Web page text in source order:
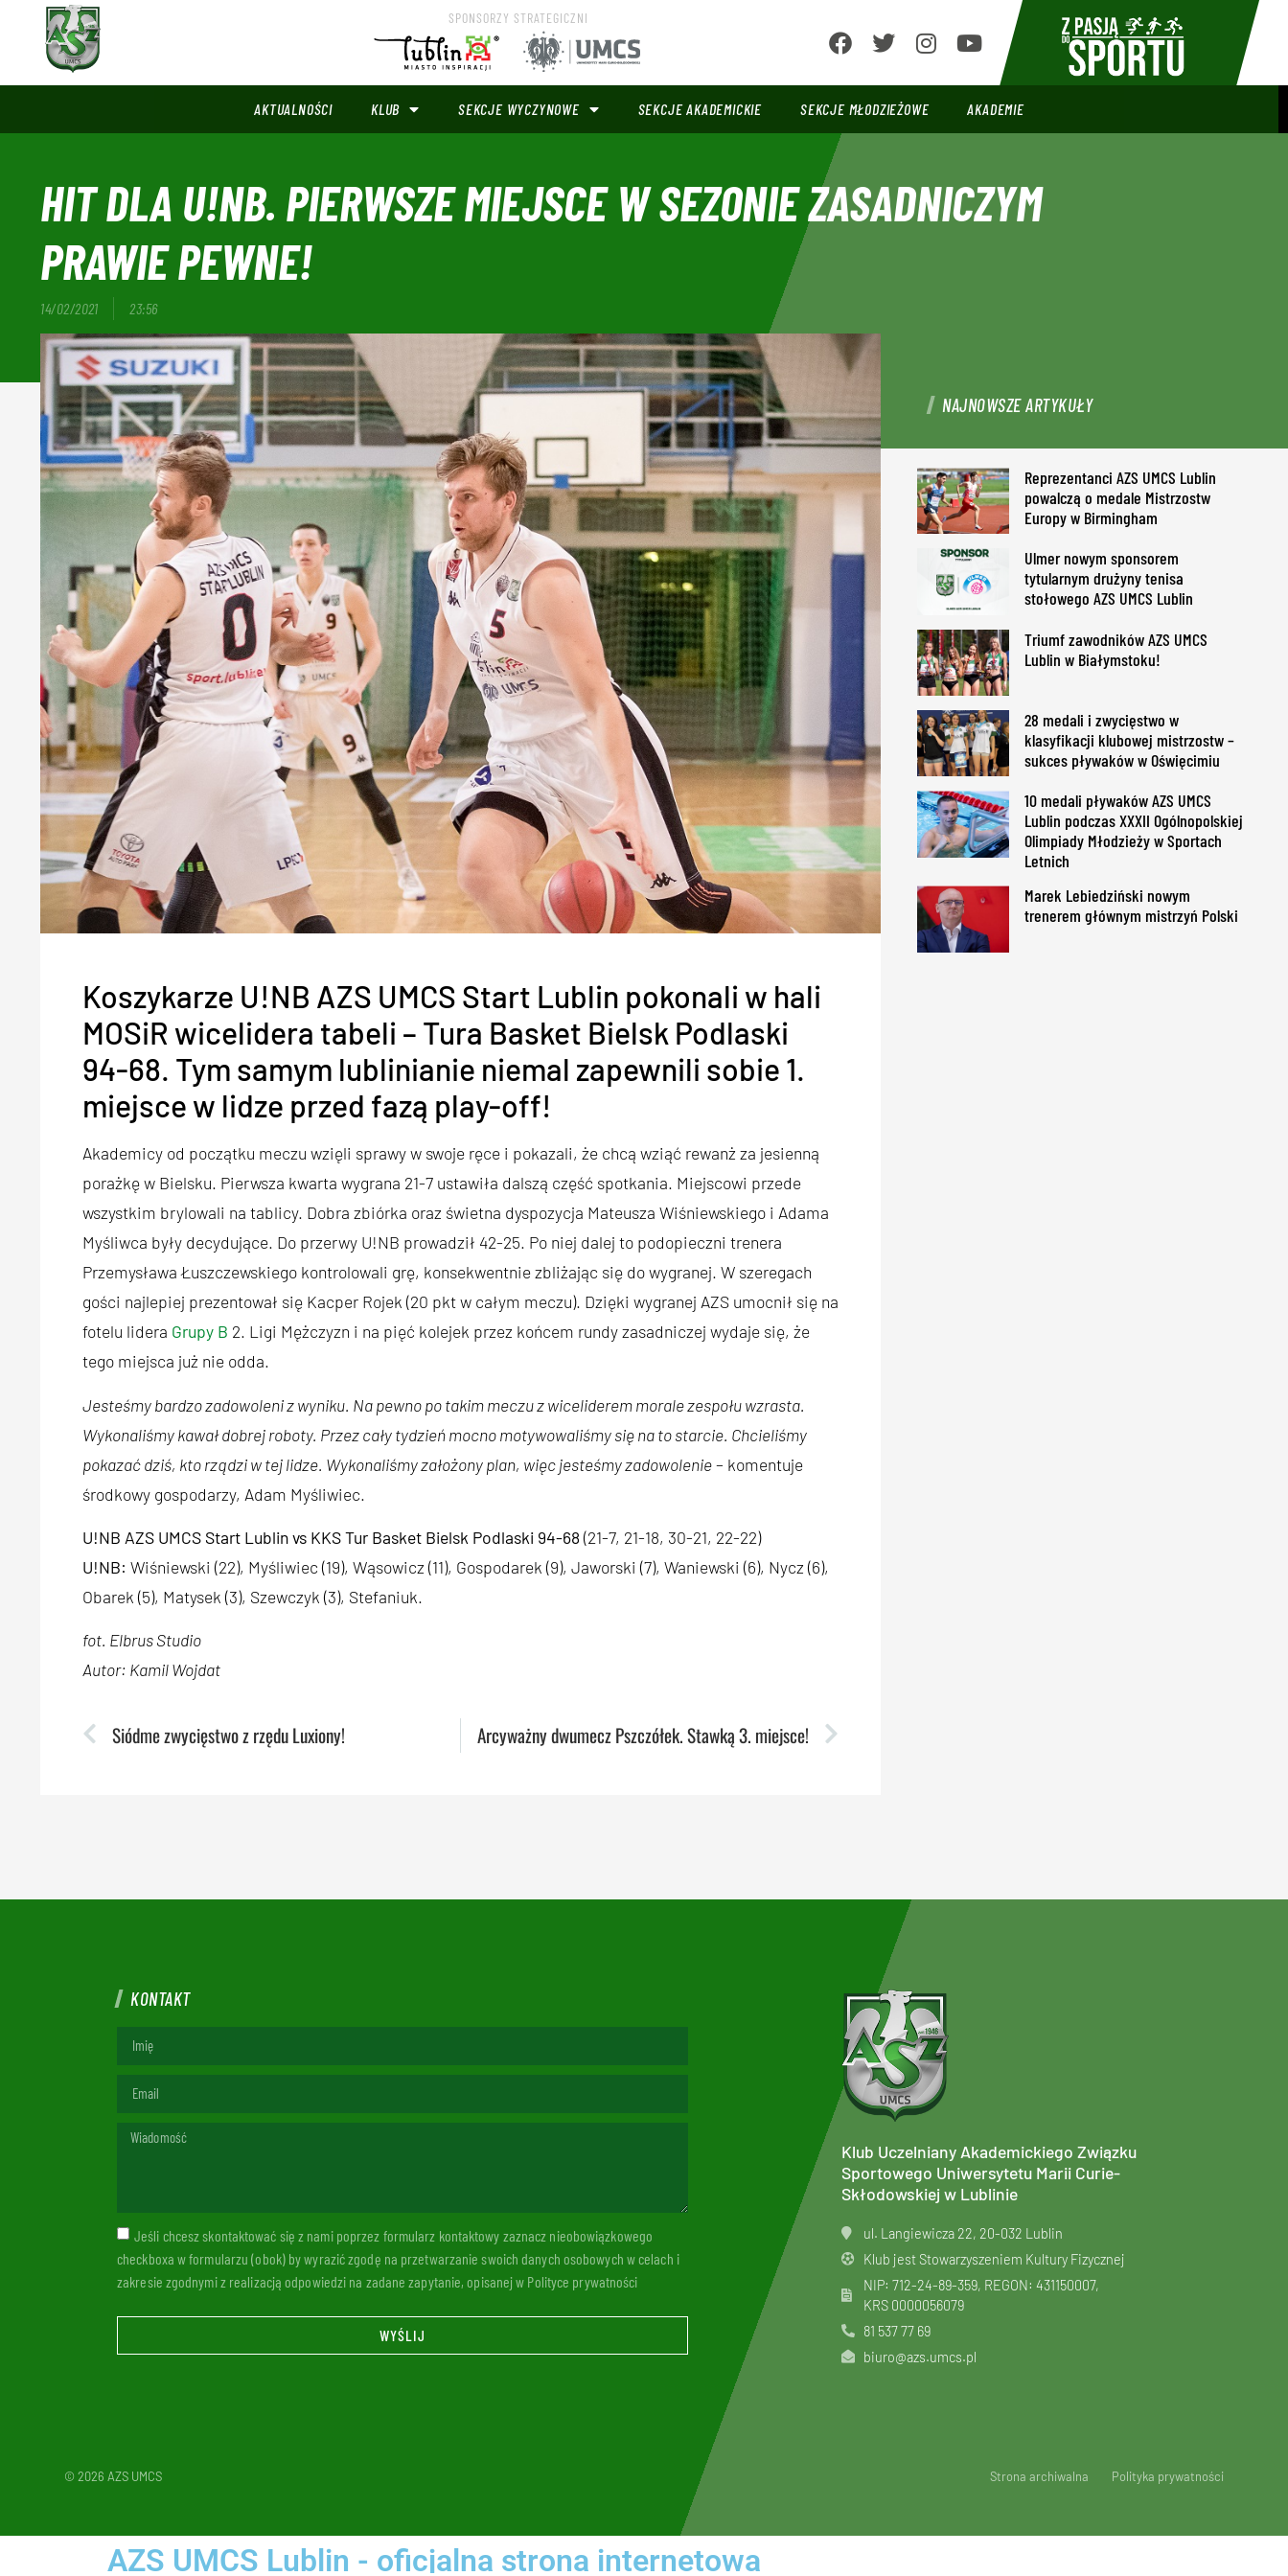
SPONSORZY STRATEGICZNI
AKTUALNOŚCI KLUB SEKCJE WYCZYNOWE SEKCJE AKADEMICKIE SEKCJE MŁODZIEŻOWE AKADEMIE
HIT DLA U!NB. PIERWSZE MIEJSCE W SEZONIE ZASADNICZYM
PRAWIE PEWNE!
14/02/2021 23:56
Koszykarze U!NB AZS UMCS Start Lublin pokonali w hali
MOSiR wicelidera tabeli – Tura Basket Bielsk Podlaski
94-68. Tym samym lublinianie niemal zapewnili sobie 1.
miejsce w lidze przed fazą play-off!
Akademicy od początku meczu wzięli sprawy w swoje ręce i pokazali, że chcą wziąć rewanż za jesienną
porażkę w Bielsku. Pierwsza kwarta wygrana 21-7 ustawiła dalszą część spotkania. Miejscowi przede
wszystkim brylowali na tablicy. Dobra zbiórka oraz świetna dyspozycja Mateusza Wiśniewskiego i Adama
Myśliwca były decydujące. Do przerwy U!NB prowadził 42-25. Po niej dalej to podopieczni trenera
Przemysława Łuszczewskiego kontrolowali grę, konsekwentnie zbliżając się do wygranej. W szeregach
gości najlepiej prezentował się Kacper Rojek (20 pkt w całym meczu). Dzięki wygranej AZS umocnił się na
fotelu lidera Grupy B 2. Ligi Mężczyzn i na pięć kolejek przez końcem rundy zasadniczej wydaje się, że
tego miejsca już nie odda.
Jesteśmy bardzo zadowoleni z wyniku. Na pewno po takim meczu z wiceliderem morale zespołu wzrasta.
Wykonaliśmy kawał dobrej roboty. Przez cały tydzień mocno motywowaliśmy się na to starcie. Chcieliśmy
pokazać dziś, kto rządzi w tej lidze. Wykonaliśmy założony plan, więc jesteśmy zadowolenie– komentuje
środkowy gospodarzy, Adam Myśliwiec.
U!NB AZS UMCS Start Lublin vs KKS Tur Basket Bielsk Podlaski 94-68(21-7, 21-18, 30-21, 22-22)
U!NB: Wiśniewski (22), Myśliwiec (19), Wąsowicz (11), Gospodarek (9), Jaworski (7), Waniewski (6), Nycz (6),
Obarek (5), Matysek (3), Szewczyk (3), Stefaniuk.
fot. Elbrus Studio
Autor: Kamil Wojdat
Siódme zwycięstwo z rzędu Luxiony! Arcyważny dwumecz Pszczółek. Stawką 3. miejsce!
NAJNOWSZE ARTYKUŁY
Reprezentanci AZS UMCS Lublin
powalczą o medale Mistrzostw
Europy w Birmingham
Ulmer nowym sponsorem
tytularnym drużyny tenisa
stołowego AZS UMCS Lublin
Triumf zawodników AZS UMCS
Lublin w Białymstoku!
28 medali i zwycięstwo w
klasyfikacji klubowej mistrzostw –
sukces pływaków w Oświęcimiu
10 medali pływaków AZS UMCS
Lublin podczas XXXII Ogólnopolskiej
Olimpiady Młodzieży w Sportach
Letnich
Marek Lebiedziński nowym
trenerem głównym mistrzyń Polski
KONTAKT
Jeśli chcesz skontaktować się z nami poprzez formularz kontaktowy zaznacz nieobowiązkowego
checkboxa w formularzu (obok) by wyrazić zgodę na przetwarzanie swoich danych osobowych w celach i
zakresie zgodnymi z realizacją odpowiedzi na zadane zapytanie, opisanej w Polityce prywatności
WYŚLIJ
Klub Uczelniany Akademickiego Związku
Sportowego Uniwersytetu Marii Curie-
Skłodowskiej w Lublinie
ul. Langiewicza 22, 20-032 Lublin
Klub jest Stowarzyszeniem Kultury Fizycznej
NIP: 712-24-89-359, REGON: 431150007,
KRS 0000056079
81 537 77 69
biuro@azs.umcs.pl
© 2026 AZS UMCS Strona archiwalna Polityka prywatności
AZS UMCS Lublin - oficjalna strona internetowa